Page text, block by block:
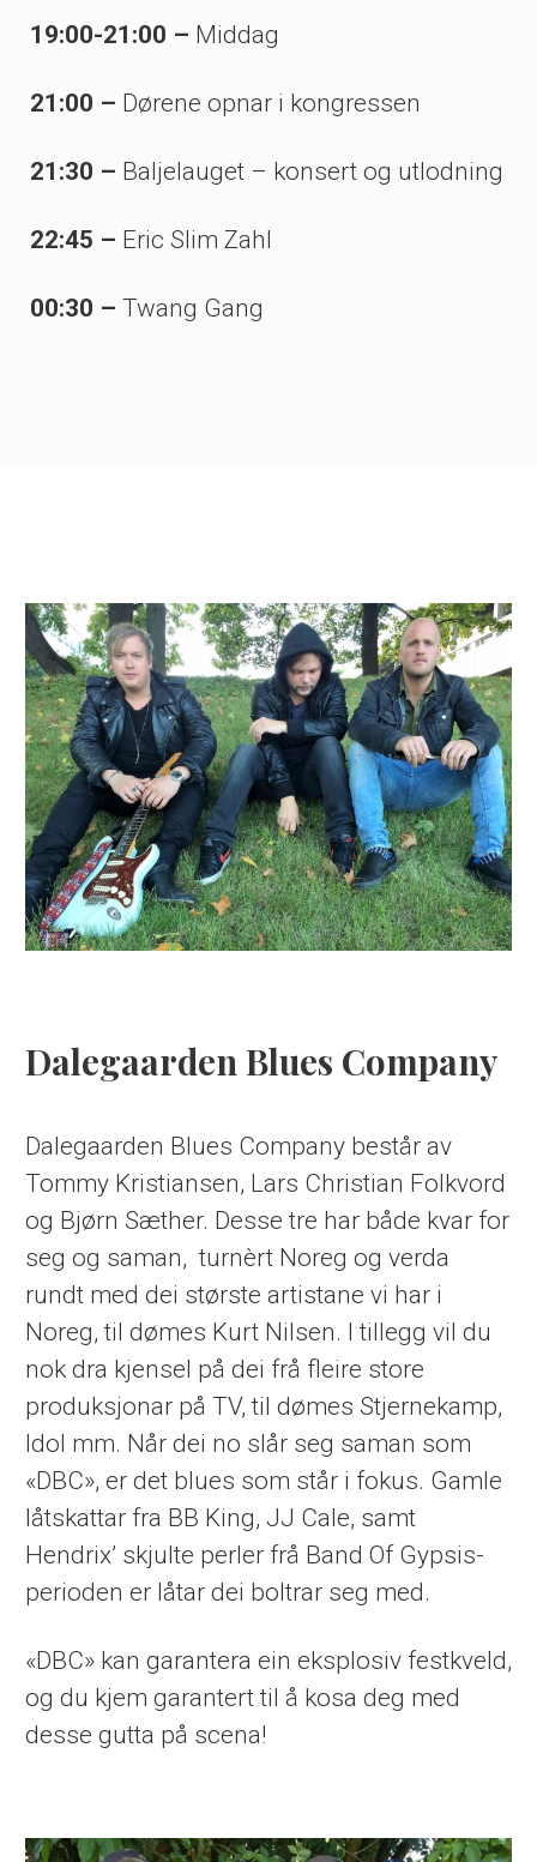
19:00-21:00 – Middag
21:00 – Dørene opnar i kongressen
21:30 – Baljelauget – konsert og utlodning
22:45 – Eric Slim Zahl
00:30 – Twang Gang
Dalegaarden Blues Company
Dalegaarden Blues Company består av
Tommy Kristiansen, Lars Christian Folkvord
og Bjørn Sæther. Desse tre har både kvar for
seg og saman, turnèrt Noreg og verda
rundt med dei største artistane vi har i
Noreg, til dømes Kurt Nilsen. I tillegg vil du
nok dra kjensel på dei frå fleire store
produksjonar på TV, til dømes Stjernekamp,
Idol mm. Når dei no slår seg saman som
«DBC», er det blues som står i fokus. Gamle
låtskattar fra BB King, JJ Cale, samt
Hendrix’ skjulte perler frå Band Of Gypsis-
perioden er låtar dei boltrar seg med.
«DBC» kan garantera ein eksplosiv festkveld,
og du kjem garantert til å kosa deg med
desse gutta på scena!